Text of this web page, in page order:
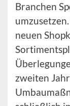
Branchen
neuen
zweiten